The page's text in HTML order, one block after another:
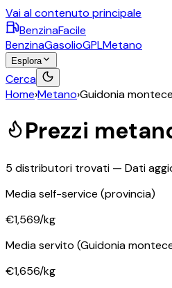
Vai al contenuto principale
BenzinaFacile
BenzinaGasolioGPLMetano
Esplora
Cerca
Home›Metano›Guidonia
Prezzi
5 distributori trovati — Dati
Media self-service (provincia)
€1,569/kg
Media servito (Guidonia
€1,656/kg